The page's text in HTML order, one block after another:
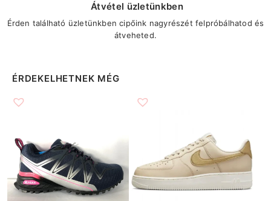
Átvétel üzletünkben
Érden található üzletünkben cipőink nagyrészét felpróbálhatod és
átveheted.
ÉRDEKELHETNEK MÉG